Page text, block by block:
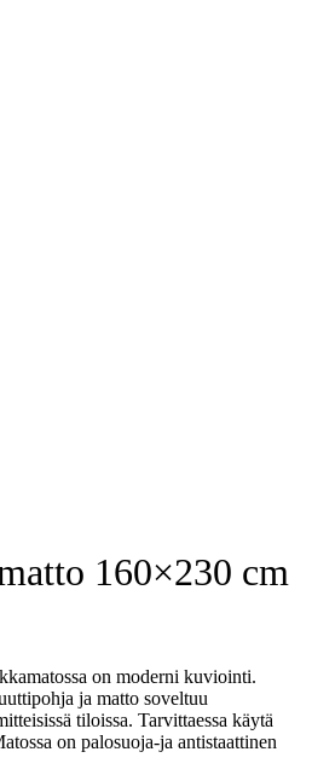
160×230 cm
on moderni kuviointi.
ja matto soveltuu
tiloissa. Tarvittaessa käytä
on palosuoja-ja antistaattinen